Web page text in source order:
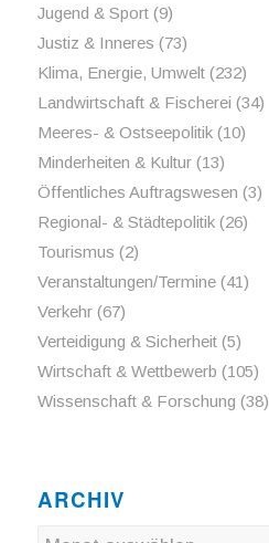
Jugend & Sport(9)
Justiz & Inneres (73)
Klima, Energie, Umwelt(232)
Landwirtschaft & Fischerei (34)
Meeres- & Ostseepolitik(10)
Minderheiten & Kultur(13)
Öffentliches Auftragswesen (3)
Regional- & Städtepolitik(26)
Tourismus (2)
Veranstaltungen/Termine(41)
Verkehr(67)
Verteidigung & Sicherheit(5)
Wirtschaft & Wettbewerb (105)
Wissenschaft & Forschung (38)
ARCHIV